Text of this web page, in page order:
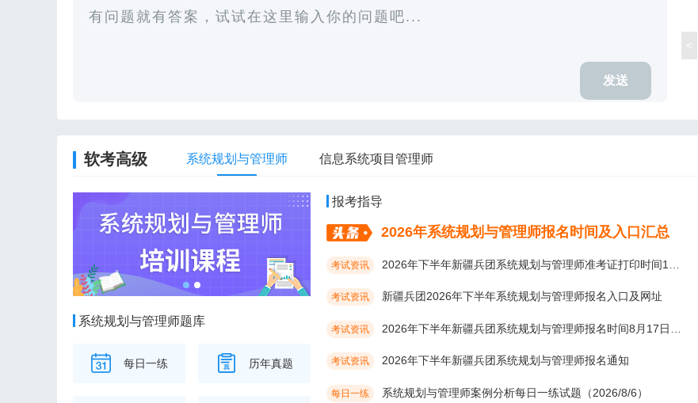
发送
<
软考高级 系统规划与管理师 信息系统项目管理师
系统规划与管理师题库
每日一练 历年真题
报考指导
2026年系统规划与管理师报名时间及入口汇总
考试资讯
考试资讯 新疆兵团2026年下半年系统规划与管理师报名入口及网址
考试资讯
考试资讯 2026年下半年新疆兵团系统规划与管理师报名通知
每日一练 系统规划与管理师案例分析每日一练试题（2026/8/6）